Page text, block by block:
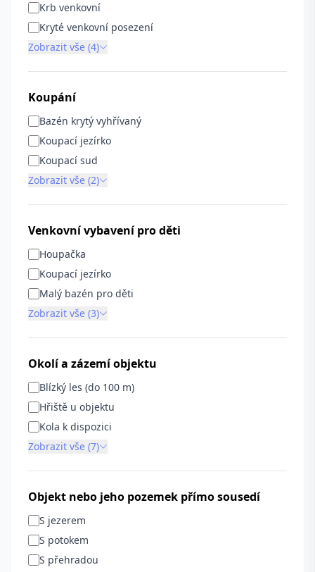
Krb venkovní
Kryté venkovní posezení
Zobrazit vše (4)
Koupání
Bazén krytý vyhřívaný
Koupací jezírko
Koupací sud
Zobrazit vše (2)
Venkovní vybavení pro děti
Houpačka
Koupací jezírko
Malý bazén pro děti
Zobrazit vše (3)
Okolí a zázemí objektu
Blízký les (do 100 m)
Hřiště u objektu
Kola k dispozici
Zobrazit vše (7)
Objekt nebo jeho pozemek přímo sousedí
S jezerem
S potokem
S přehradou